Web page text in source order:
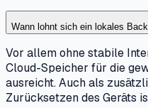
Wann lohnt sich ein lokales
Vor allem ohne stabile
Cloud-Speicher für die
ausreicht. Auch als
Zurücksetzen des Geräts